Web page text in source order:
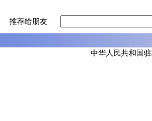
推荐给朋友
中华人民共和国